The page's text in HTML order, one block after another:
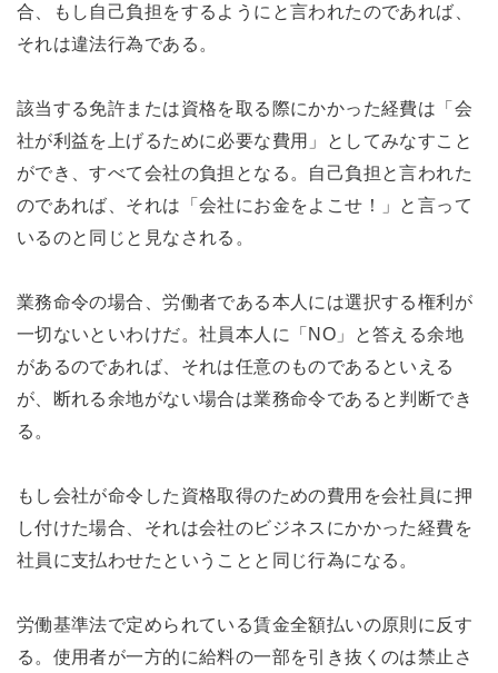
合、もし自己負担をするようにと言われたのであれば、
それは違法行為である。
該当する免許または資格を取る際にかかった経費は「会
社が利益を上げるために必要な費用」としてみなすこと
ができ、すべて会社の負担となる。自己負担と言われた
のであれば、それは「会社にお金をよこせ！」と言って
いるのと同じと見なされる。
業務命令の場合、労働者である本人には選択する権利が
一切ないといわけだ。社員本人に「NO」と答える余地
があるのであれば、それは任意のものであるといえる
が、断れる余地がない場合は業務命令であると判断でき
る。
もし会社が命令した資格取得のための費用を会社員に押
し付けた場合、それは会社のビジネスにかかった経費を
社員に支払わせたということと同じ行為になる。
労働基準法で定められている賃金全額払いの原則に反す
る。使用者が一方的に給料の一部を引き抜くのは禁止さ